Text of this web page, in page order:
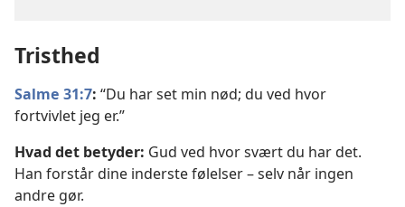
Tristhed
Salme 31:7: “Du har set min nød; du ved hvor
fortvivlet jeg er.”
Hvad det betyder: Gud ved hvor svært du har det.
Han forstår dine inderste følelser – selv når ingen
andre gør.